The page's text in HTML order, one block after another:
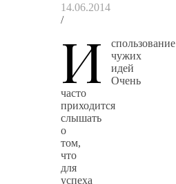
14.06.2014
/
И
спользование
чужих
идей
Очень
часто
приходится
слышать
о
том,
что
для
успеха